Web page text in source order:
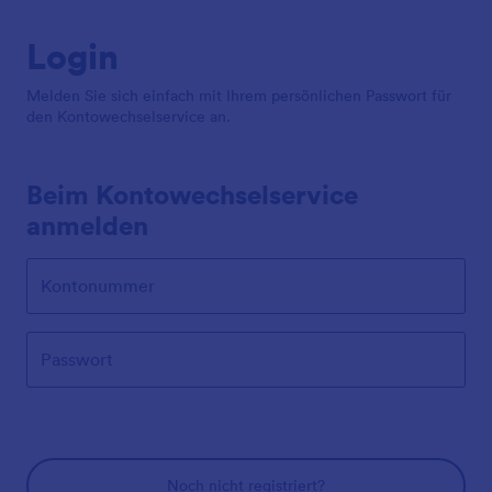
Login
Melden Sie sich einfach mit Ihrem persönlichen Passwort für
den Kontowechselservice an.
Beim Kontowechselservice
anmelden
Kontonummer
Passwort
Noch nicht registriert?